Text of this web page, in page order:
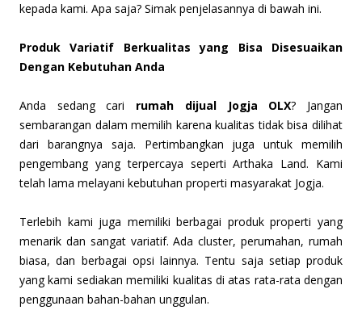
kepada kami. Apa saja? Simak penjelasannya di bawah ini.
Produk Variatif Berkualitas yang Bisa Disesuaikan
Dengan Kebutuhan Anda
Anda sedang cari rumah dijual Jogja OLX? Jangan
sembarangan dalam memilih karena kualitas tidak bisa dilihat
dari barangnya saja. Pertimbangkan juga untuk memilih
pengembang yang terpercaya seperti Arthaka Land. Kami
telah lama melayani kebutuhan properti masyarakat Jogja.
Terlebih kami juga memiliki berbagai produk properti yang
menarik dan sangat variatif. Ada cluster, perumahan, rumah
biasa, dan berbagai opsi lainnya. Tentu saja setiap produk
yang kami sediakan memiliki kualitas di atas rata-rata dengan
penggunaan bahan-bahan unggulan.